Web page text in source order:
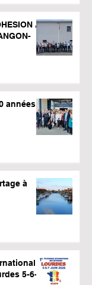
A
années
à
5-6-7